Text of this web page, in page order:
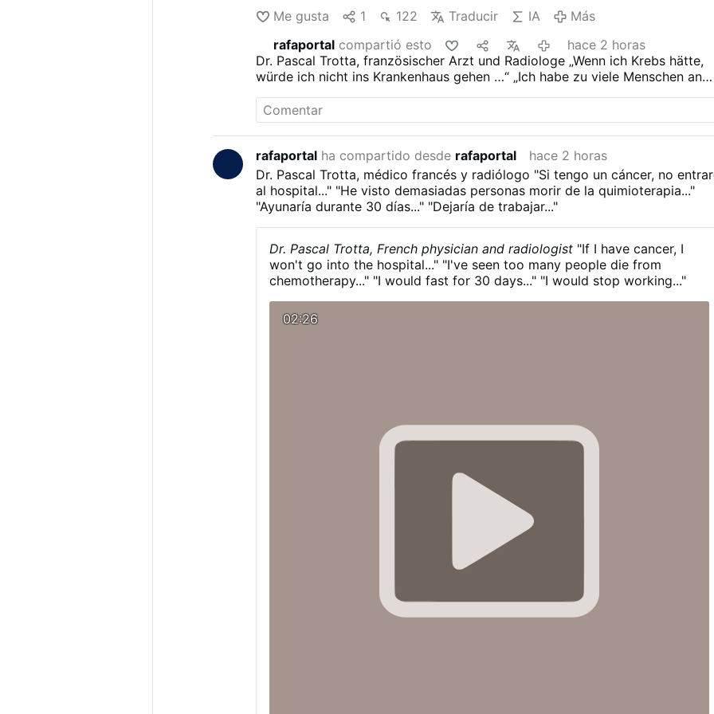
Me gusta 1 122 Traducir IA
Más
rafaportal compartió esto
hace 2 horas
Dr. Pascal Trotta, französischer Arzt und Radiologe „Wenn ich Krebs hätte,
würde ich nicht ins Krankenhaus gehen …“ „Ich habe zu viele Menschen an
…“ „Ich würde aufhören zu arbeiten …“
rafaportal ha compartido desde rafaportal
hace 2 horas
Dr. Pascal Trotta, médico francés y radiólogo "Si tengo un cáncer, no
al hospital..." "He visto demasiadas personas morir de la quimioterapia..."
"Ayunaría durante 30 días..." "Dejaría de trabajar..."
Dr. Pascal Trotta, French physician and radiologist "If I have cancer, I
won't go into the hospital..." "I've seen too many people die from
chemotherapy..." "I would fast for 30 days..." "I would stop working..."
02:26